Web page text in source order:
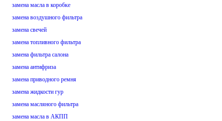
замена масла в коробке
замена воздушного фильтра
замена свечей
замена топливного фильтра
замена фильтра салона
замена антифриза
замена приводного ремня
замена жидкости гур
замена масляного фильтра
замена масла в АКПП